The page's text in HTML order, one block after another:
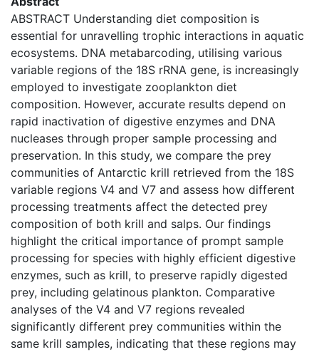
ABSTRACT Understanding diet composition is
essential for unravelling trophic interactions in aquatic
ecosystems. DNA metabarcoding, utilising various
variable regions of the 18S rRNA gene, is increasingly
employed to investigate zooplankton diet
composition. However, accurate results depend on
rapid inactivation of digestive enzymes and DNA
nucleases through proper sample processing and
preservation. In this study, we compare the prey
communities of Antarctic krill retrieved from the 18S
variable regions V4 and V7 and assess how different
processing treatments affect the detected prey
composition of both krill and salps. Our findings
highlight the critical importance of prompt sample
processing for species with highly efficient digestive
enzymes, such as krill, to preserve rapidly digested
prey, including gelatinous plankton. Comparative
analyses of the V4 and V7 regions revealed
significantly different prey communities within the
same krill samples, indicating that these regions may